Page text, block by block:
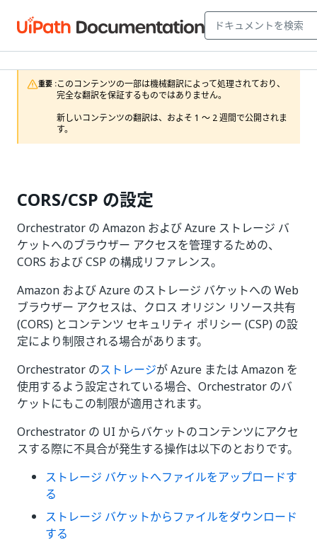
重要 :このコンテンツの一部は機械翻訳によって処理されており、
完全な翻訳を保証するものではありません。
新しいコンテンツの翻訳は、およそ 1 ～ 2 週間で公開されま
す。
CORS/CSP の設定
Orchestrator の Amazon および Azure ストレージ バ
ケットへのブラウザー アクセスを管理するための、
CORS および CSP の構成リファレンス。
Amazon および Azure のストレージ バケットへの Web
ブラウザー アクセスは、クロス オリジン リソース共有
(CORS) とコンテンツ セキュリティ ポリシー (CSP) の設
定により制限される場合があります。
Orchestrator のストレージが Azure または Amazon を
使用するよう設定されている場合、Orchestrator のバ
ケットにもこの制限が適用されます。
Orchestrator の UI からバケットのコンテンツにアクセ
スする際に不具合が発生する操作は以下のとおりです。
ストレージ バケットへファイルをアップロードす
る
ストレージ バケットからファイルをダウンロード
する